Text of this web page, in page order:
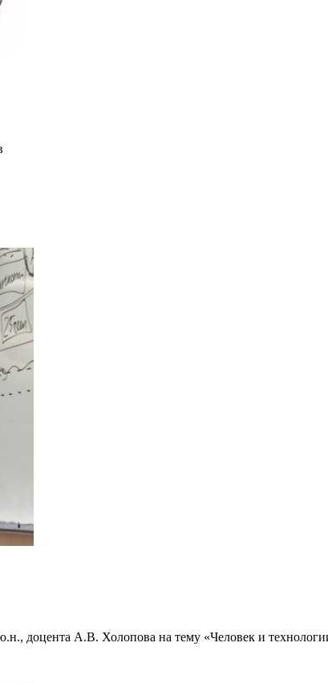
доцента А.В. Холопова на тему «Человек и